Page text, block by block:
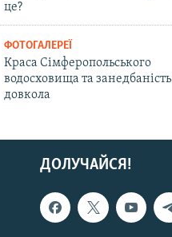
це?
ФОТОГАЛЕРЕЇ
Краса Сімферопольського
водосховища та занедбаність
довкола
ДОЛУЧАЙСЯ!